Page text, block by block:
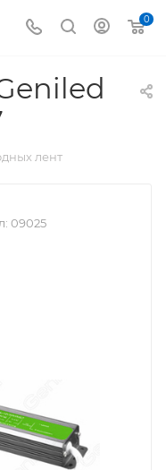
0
лент
09025